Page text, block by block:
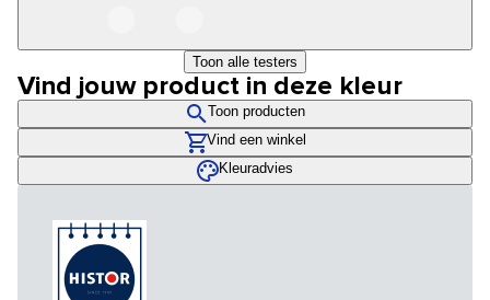
Toon alle testers
Vind jouw product in deze kleur
Toon producten
Vind een winkel
Kleuradvies